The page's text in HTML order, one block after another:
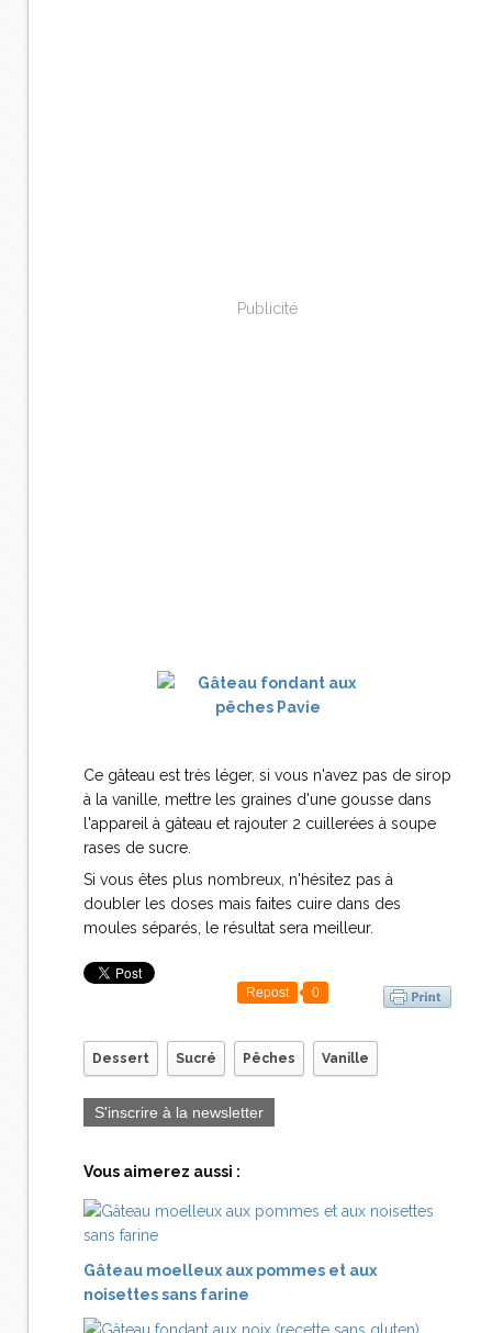
Publicité
Ce gâteau est très léger, si vous n'avez pas de sirop
à la vanille, mettre les graines d'une gousse dans
l'appareil à gâteau et rajouter 2 cuillerées à soupe
rases de sucre.
Si vous êtes plus nombreux, n'hésitez pas à
doubler les doses mais faites cuire dans des
moules séparés, le résultat sera meilleur.
Repost 0
Dessert Sucré Pêches Vanille
S'inscrire à la newsletter
Vous aimerez aussi :
Gâteau moelleux aux pommes et aux
noisettes sans farine